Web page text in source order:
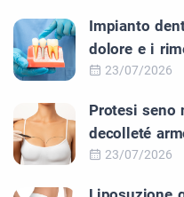
Impianto
dolore e i
23/07/2026
Protesi seno
decolleté
23/07/2026